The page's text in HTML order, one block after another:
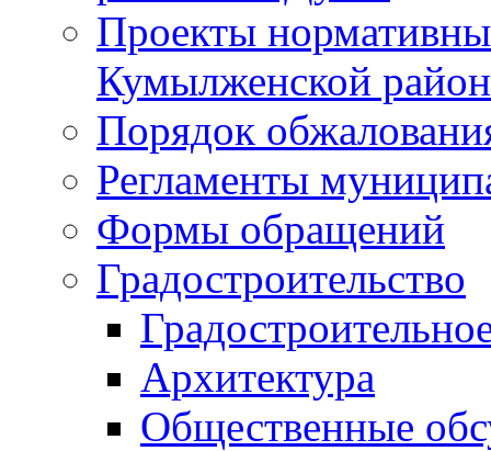
Проекты
Кумылженской
Порядок
Регламенты
Формы обращений
Градостроительство
Архитектура
Общественные